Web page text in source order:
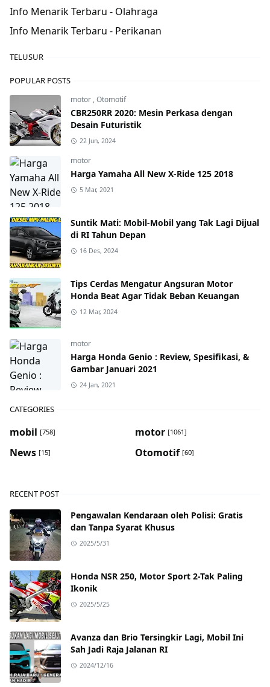
Info Menarik Terbaru - Olahraga
Info Menarik Terbaru - Perikanan
TELUSUR
POPULAR POSTS
motor ,Otomotif
CBR250RR 2020: Mesin Perkasa dengan
Desain Futuristik
22 Jun, 2024
motor
Harga Yamaha All New X-Ride 125 2018
5 Mar, 2021
Suntik Mati: Mobil-Mobil yang Tak Lagi Dijual
di RI Tahun Depan
16 Des, 2024
Tips Cerdas Mengatur Angsuran Motor
Honda Beat Agar Tidak Beban Keuangan
12 Mar, 2024
motor
Harga Honda Genio : Review, Spesifikasi, &
Gambar Januari 2021
24 Jan, 2021
CATEGORIES
mobil [758] motor [1061]
News [15] Otomotif [60]
RECENT POST
Pengawalan Kendaraan oleh Polisi: Gratis
dan Tanpa Syarat Khusus
2025/5/31
Honda NSR 250, Motor Sport 2-Tak Paling
Ikonik
2025/5/25
Avanza dan Brio Tersingkir Lagi, Mobil Ini
Sah Jadi Raja Jalanan RI
2024/12/16